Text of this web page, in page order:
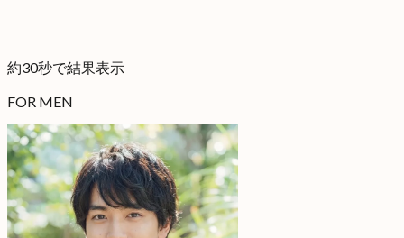
約30秒で結果表示
FOR MEN